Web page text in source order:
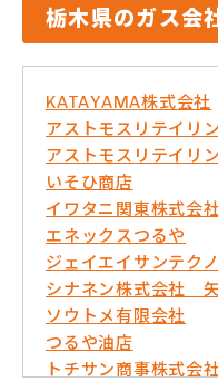
栃木県のガス会
KATAYAMA株式会社
アストモスリテイリ
アストモスリテイリ
いそひ商店
イワタニ関東株式会
エネックスつるや
ジェイエイサンテク
シナネン株式会社
ソウトメ有限会社
つるや油店
トチサン商事株式会